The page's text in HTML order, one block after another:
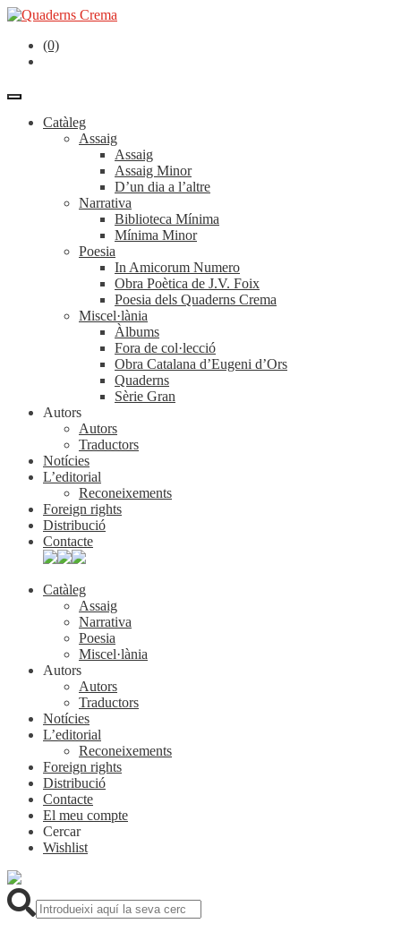
(0)
Catàleg
Assaig
Assaig
Assaig Minor
D’un dia a l’altre
Narrativa
Biblioteca Mínima
Mínima Minor
Poesia
In Amicorum Numero
Obra Poètica de J.V. Foix
Poesia dels Quaderns Crema
Miscel·lània
Àlbums
Fora de col·lecció
Obra Catalana d’Eugeni d’Ors
Quaderns
Sèrie Gran
Autors
Autors
Traductors
Notícies
L’editorial
Reconeixements
Foreign rights
Distribució
Contacte
Catàleg
Assaig
Narrativa
Poesia
Miscel·lània
Autors
Autors
Traductors
Notícies
L’editorial
Reconeixements
Foreign rights
Distribució
Contacte
El meu compte
Cercar
Wishlist